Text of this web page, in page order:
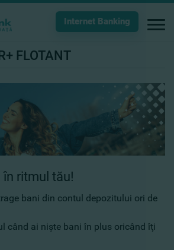
Internet Banking
FLOTANT
ritmul tău!
bani din contul depozitului ori de
când ai nişte bani în plus oricând îţi